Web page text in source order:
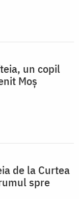
un copil
Moș
de la Curtea
spre